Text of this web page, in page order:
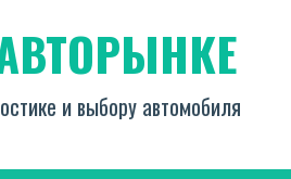
и выбору автомобиля